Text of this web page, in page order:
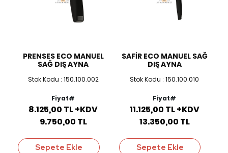
PRENSES ECO MANUEL
SAĞ DIŞ AYNA
Stok Kodu : 150.100.002
Fiyat#
8.125,00 TL +KDV
9.750,00 TL
Sepete Ekle
SAFİR ECO MANUEL SAĞ
DIŞ AYNA
Stok Kodu : 150.100.010
Fiyat#
11.125,00 TL +KDV
13.350,00 TL
Sepete Ekle